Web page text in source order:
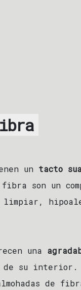
un tacto
son un
una
de su
de